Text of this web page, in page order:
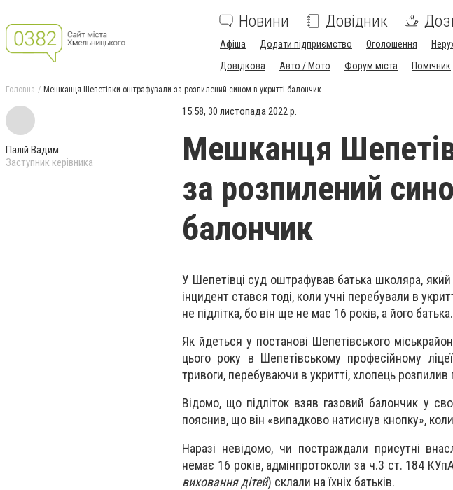
Новини Довідник
Афіша Додати підприємство Оголошення
Довідкова
Авто / Мото Форум міста Помічник
Головна Мешканця Шепетівки оштрафували за розпилений сином в укритті балончик
Палій Вадим
Заступник керівника
15:58, 30 листопада 2022 р.
Мешканця
за розпилений
балончик
У Шепетівці суд оштрафував батька школяра,
інцидент стався тоді, коли учні перебували в
не підлітка, бо він ще не має 16 років, а його
Як йдеться у постанові Шепетівського
цього року в Шепетівському професійному
тривоги, перебуваючи в укритті, хлопець розпилив
Відомо, що підліток взяв газовий балончик у
пояснив, що він «випадково натиснув кнопку»,
Наразі невідомо, чи постраждали присутні
немає 16 років, адмінпротоколи за ч.3 ст. 184
виховання дітей) склали на їхніх батьків.